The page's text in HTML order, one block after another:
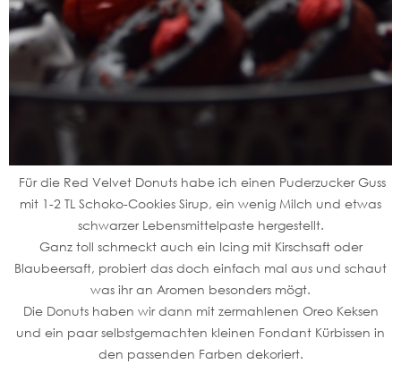
Für die Red Velvet Donuts habe ich einen Puderzucker Guss
mit 1-2 TL Schoko-Cookies Sirup, ein wenig Milch und etwas
schwarzer Lebensmittelpaste hergestellt.
Ganz toll schmeckt auch ein Icing mit Kirschsaft oder
Blaubeersaft, probiert das doch einfach mal aus und schaut
was ihr an Aromen besonders mögt.
Die Donuts haben wir dann mit zermahlenen Oreo Keksen
und ein paar selbstgemachten kleinen Fondant Kürbissen in
den passenden Farben dekoriert.